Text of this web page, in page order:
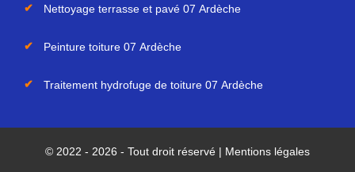
Nettoyage terrasse et pavé 07 Ardèche
Peinture toiture 07 Ardèche
Traitement hydrofuge de toiture 07 Ardèche
© 2022 - 2026 - Tout droit réservé | Mentions légales